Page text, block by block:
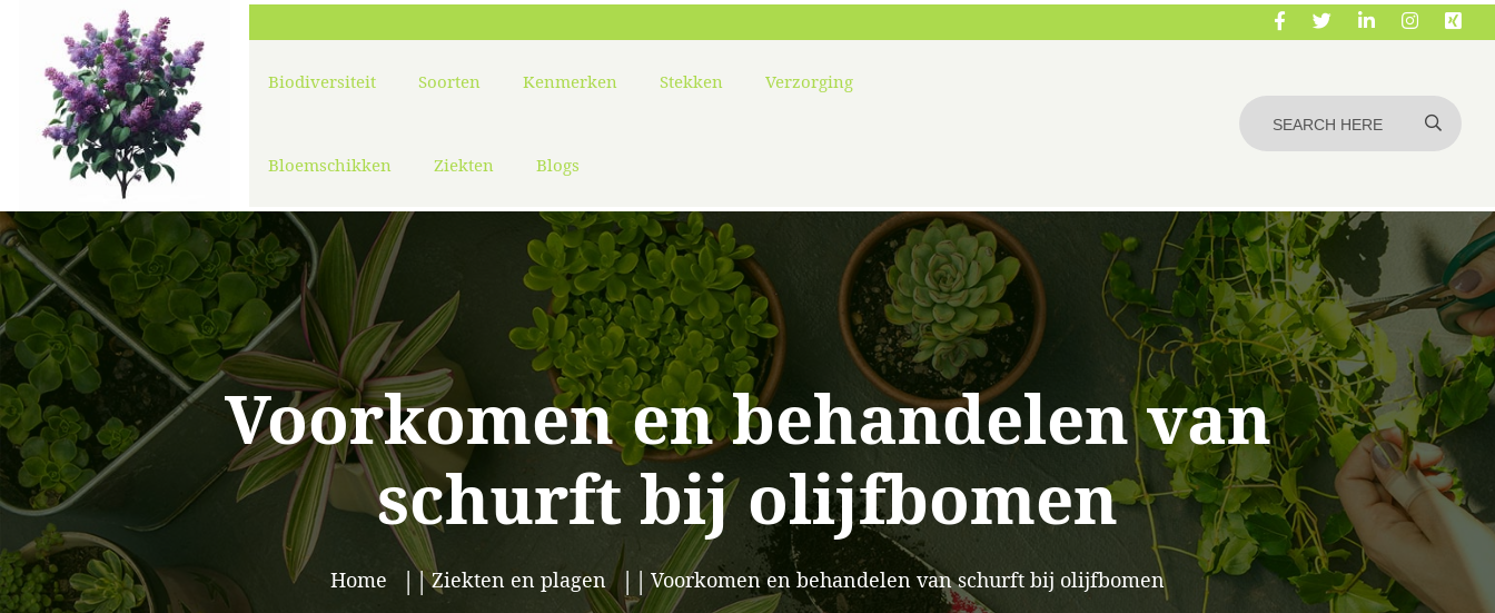
Biodiversiteit Soorten Kenmerken Stekken Verzorging
Bloemschikken Ziekten Blogs
Voorkomen en behandelen van
schurft bij olijfbomen
Home Ziekten en plagen Voorkomen en behandelen van schurft bij olijfbomen